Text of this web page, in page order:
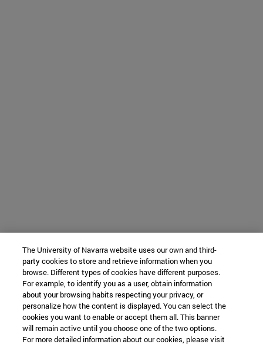
The University of Navarra website uses our own and third-
party cookies to store and retrieve information when you
browse. Different types of cookies have different purposes.
For example, to identify you as a user, obtain information
about your browsing habits respecting your privacy, or
personalize how the content is displayed. You can select the
cookies you want to enable or accept them all. This banner
will remain active until you choose one of the two options.
For more detailed information about our cookies, please visit